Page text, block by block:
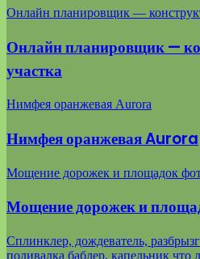
Онлайн планировщик —
Онлайн планировщик —
участка
Нимфея оранжевая Aurora
Нимфея оранжевая Aurora
Мощение дорожек и площадок
Мощение дорожек и
Сплинклер, дождеватель,
поливалка баблер, капельник что